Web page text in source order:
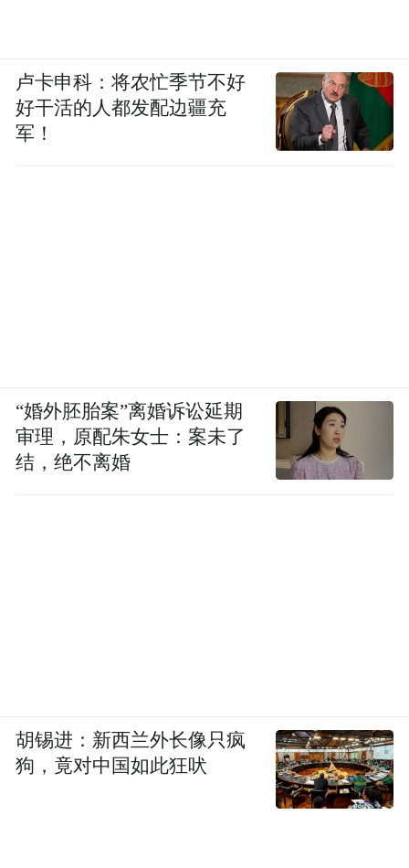
卢卡申科：将农忙季节不好
好干活的人都发配边疆充
军！
“婚外胚胎案”离婚诉讼延期
审理，原配朱女士：案未了
结，绝不离婚
胡锡进：新西兰外长像只疯
狗，竟对中国如此狂吠